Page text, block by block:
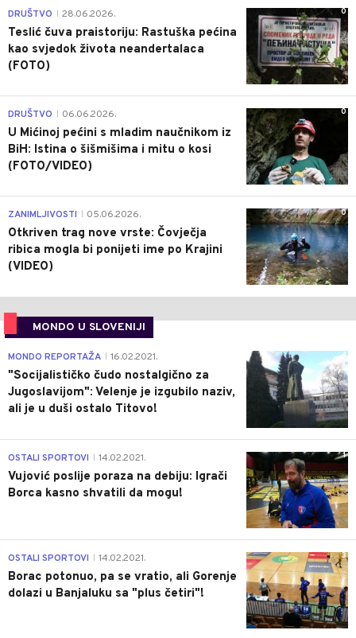
0
DRUŠTVO 28.06.2026.
Teslić čuva praistoriju: Rastuška pećina
kao svjedok života neandertalaca
(FOTO)
0
DRUŠTVO 06.06.2026.
U Mićinoj pećini s mladim naučnikom iz
BiH: Istina o šišmišima i mitu o kosi
(FOTO/VIDEO)
0
ZANIMLJIVOSTI 05.06.2026.
Otkriven trag nove vrste: Čovječja
ribica mogla bi ponijeti ime po Krajini
(VIDEO)
MONDO U SLOVENIJI
4
MONDO REPORTAŽA 16.02.2021.
"Socijalističko čudo nostalgično za
Jugoslavijom": Velenje je izgubilo naziv,
ali je u duši ostalo Titovo!
1
OSTALI SPORTOVI 14.02.2021.
Vujović poslije poraza na debiju: Igrači
Borca kasno shvatili da mogu!
3
OSTALI SPORTOVI 14.02.2021.
Borac potonuo, pa se vratio, ali Gorenje
dolazi u Banjaluku sa "plus četiri"!